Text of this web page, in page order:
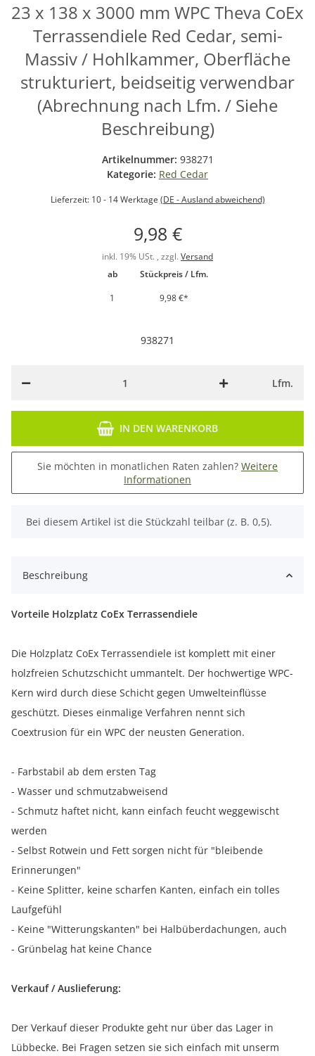
23 x 138 x 3000 mm WPC Theva CoEx
Terrassendiele Red Cedar, semi-
Massiv / Hohlkammer, Oberfläche
strukturiert, beidseitig verwendbar
(Abrechnung nach Lfm. / Siehe
Beschreibung)
Artikelnummer: 938271
Kategorie: Red Cedar
Lieferzeit: 10 - 14 Werktage (DE - Ausland abweichend)
9,98 €
inkl. 19% USt. , zzgl. Versand
ab
Stückpreis / Lfm.
1
9,98 €*
938271
Lfm.
IN DEN WARENKORB
Sie möchten in monatlichen Raten zahlen? Weitere
Informationen
x
Bei diesem Artikel ist die Stückzahl teilbar (z. B. 0,5).
Beschreibung
Vorteile Holzplatz CoEx Terrassendiele
Die Holzplatz CoEx Terrassendiele ist komplett mit einer
holzfreien Schutzschicht ummantelt. Der hochwertige WPC-
Kern wird durch diese Schicht gegen Umwelteinflüsse
geschützt. Dieses einmalige Verfahren nennt sich
Coextrusion für ein WPC der neusten Generation.
- Farbstabil ab dem ersten Tag
- Wasser und schmutzabweisend
- Schmutz haftet nicht, kann einfach feucht weggewischt
werden
- Selbst Rotwein und Fett sorgen nicht für "bleibende
Erinnerungen"
- Keine Splitter, keine scharfen Kanten, einfach ein tolles
Laufgefühl
- Keine "Witterungskanten" bei Halbüberdachungen, auch
- Grünbelag hat keine Chance
Verkauf / Auslieferung:
Der Verkauf dieser Produkte geht nur über das Lager in
Lübbecke. Bei Fragen setzen sie sich einfach mit unserm